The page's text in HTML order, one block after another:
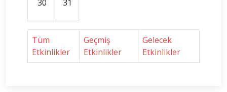
30 31
Tüm
Etkinlikler
Geçmiş
Etkinlikler
Gelecek
Etkinlikler